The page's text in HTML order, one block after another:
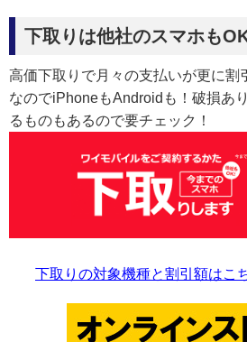
下取りは他社のスマホもOK
高価下取りで月々の支払いが更に割
なのでiPhoneもAndroidも！破損あ
るものもあるので要チェック！
下取りの対象機種と割引額はこ